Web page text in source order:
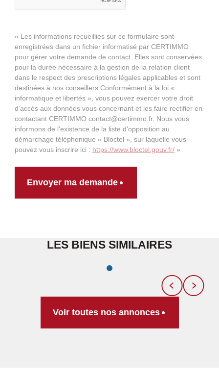
« Les informations recueillies sur ce formulaire sont
enregistrées dans un fichier informatisé par CERTIMMO
pour gérer votre demande de contact. Elles sont conservées
pour la durée nécessaire à la gestion de la relation client
dans le respect des prescriptions légales applicables et sont
destinées à nos conseillers Conformément à la loi «
informatique et libertés », vous pouvez exercer votre droit
d'accès aux données vous concernant et les faire rectifier en
contactant CERTIMMO contact@certimmo.fr. Nous vous
informons de l'existence de la liste d'opposition au
démarchage téléphonique « Bloctel », sur laquelle vous
pouvez vous inscrire ici : https://www.bloctel.gouv.fr/ »
Envoyer ma demande
LES BIENS SIMILAIRES
Voir toutes nos annonces